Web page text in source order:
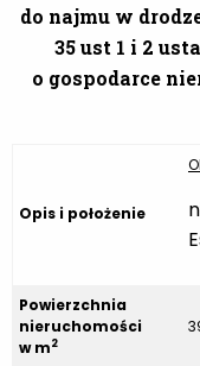
do najmu w
35 ust 1 i 2
o gospodarce
Opis i położenie
Powierzchnia
nieruchomości
w m2